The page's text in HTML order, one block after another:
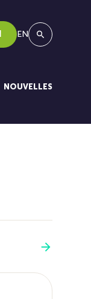
EN
NOUVELLES